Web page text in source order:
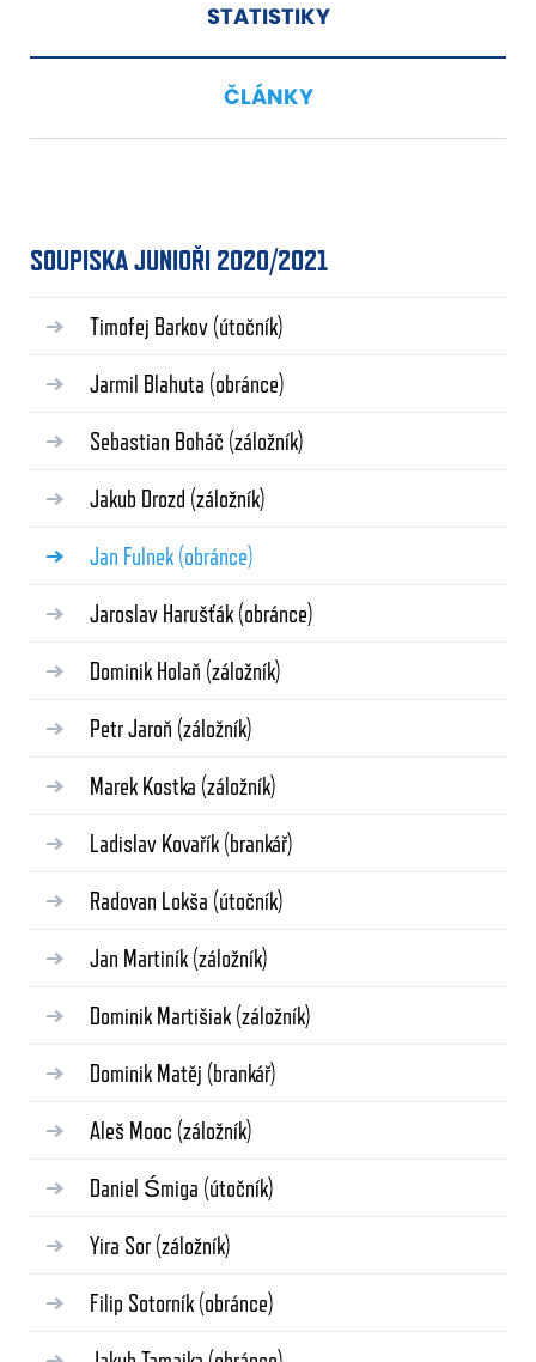
STATISTIKY
ČLÁNKY
SOUPISKA JUNIOŘI 2020/2021
Timofej Barkov (útočník)
Jarmil Blahuta (obránce)
Sebastian Boháč (záložník)
Jakub Drozd (záložník)
Jan Fulnek (obránce)
Jaroslav Harušťák (obránce)
Dominik Holaň (záložník)
Petr Jaroň (záložník)
Marek Kostka (záložník)
Ladislav Kovařík (brankář)
Radovan Lokša (útočník)
Jan Martiník (záložník)
Dominik Martišiak (záložník)
Dominik Matěj (brankář)
Aleš Mooc (záložník)
Daniel Śmiga (útočník)
Yira Sor (záložník)
Filip Sotorník (obránce)